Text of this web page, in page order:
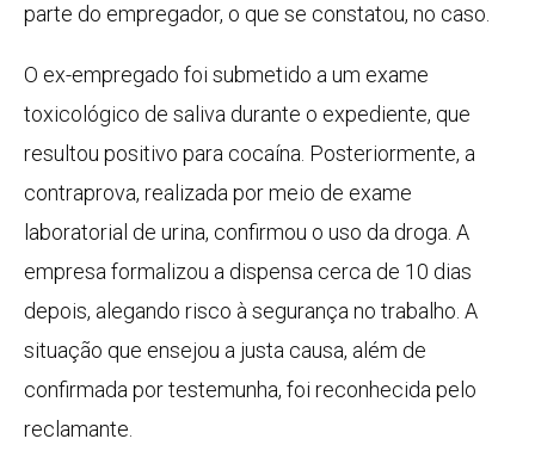
parte do empregador, o que se constatou, no caso.
O ex-empregado foi submetido a um exame
toxicológico de saliva durante o expediente, que
resultou positivo para cocaína. Posteriormente, a
contraprova, realizada por meio de exame
laboratorial de urina, confirmou o uso da droga. A
empresa formalizou a dispensa cerca de 10 dias
depois, alegando risco à segurança no trabalho. A
situação que ensejou a justa causa, além de
confirmada por testemunha, foi reconhecida pelo
reclamante.